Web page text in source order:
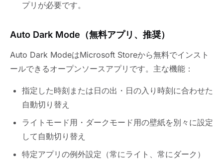
プリが必要です。
Auto Dark Mode（無料アプリ、推奨）
Auto Dark ModeはMicrosoft Storeから無料でインスト
ールできるオープンソースアプリです。主な機能：
指定した時刻または日の出・日の入り時刻に合わせた
自動切り替え
ライトモード用・ダークモード用の壁紙を別々に設定
して自動切り替え
特定アプリの例外設定（常にライト、常にダーク）